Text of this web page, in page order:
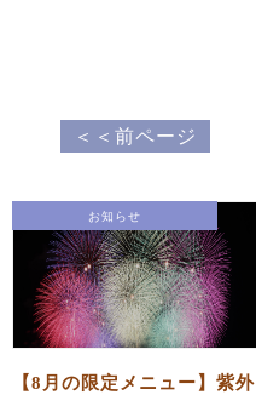
＜＜前ページ
お知らせ
【8月の限定メニュー】紫外